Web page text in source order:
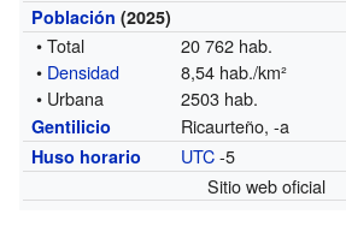
Población (2025)
• Total
20 762 hab.
• Densidad
8,54 hab./km²
• Urbana
2503 hab.
Gentilicio Ricaurteño, -a
Huso horario UTC-5
Sitio web oficial